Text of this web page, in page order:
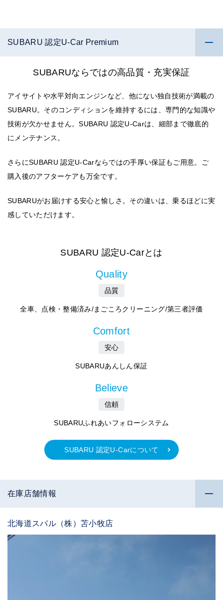
SUBARU 認定U-Car Premium
SUBARUならではの高品質・充実保証
アイサイトや水平対向エンジンなど、他にない独自技術が満載の
SUBARU。そのコンディションを維持するには、専門的な知識や
技術が欠かせません。SUBARU 認定U-Carは、細部まで徹底的
にメンテナンス。
さらにSUBARU 認定U-Carならではの手厚い保証もご用意。ご
購入後のアフターケアも万全です。
SUBARUがお届けする安心と愉しさ。その違いは、乗るほどに実
感していただけます。
SUBARU 認定U-Carとは
Quality
品質
全車、点検・整備済み/まごころクリーニング/第三者評価
Comfort
安心
SUBARUあんしん保証
Believe
信頼
SUBARUふれあいフォローシステム
SUBARU 認定U-Carについて
在庫店舗情報
北海道スバル（株）苫小牧店